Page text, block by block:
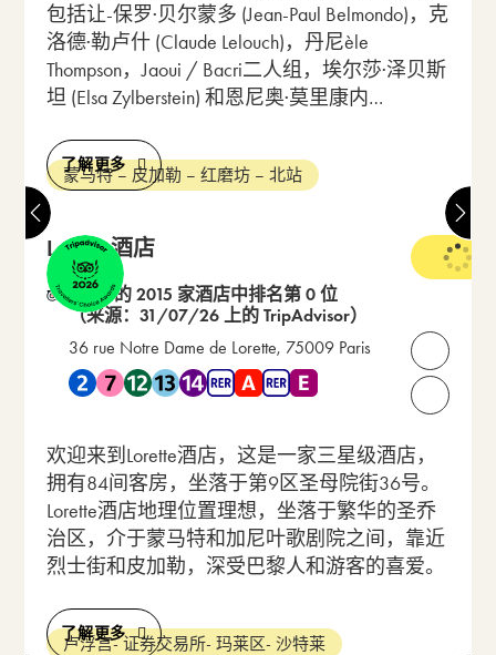
包括让-保罗·贝尔蒙多 (Jean-Paul Belmondo)，克
洛德·勒卢什 (Claude Lelouch)，丹尼èle
Thompson，Jaoui / Bacri二人组，埃尔莎·泽贝斯
坦 (Elsa Zylberstein) 和恩尼奥·莫里康内…
了解更多
蒙马特 – 皮加勒 – 红磨坊 – 北站
Lorette酒店
3 星级
在 87 的 2015 家酒店中排名第 0 位
（来源：31/07/26 上的 TripAdvisor）
36 rue Notre Dame de Lorette, 75009 Paris
靠近 地铁 2 , 地铁 7 , 地铁 12 , 地铁 13 , 地铁 14 , RER A ,
打开联
请致电
欢迎来到Lorette酒店，这是一家三星级酒店，
拥有84间客房，坐落于第9区圣母院街36号。
Lorette酒店地理位置理想，坐落于繁华的圣乔
治区，介于蒙马特和加尼叶歌剧院之间，靠近
烈士街和皮加勒，深受巴黎人和游客的喜爱。
了解更多
卢浮宫- 证券交易所- 玛莱区- 沙特莱